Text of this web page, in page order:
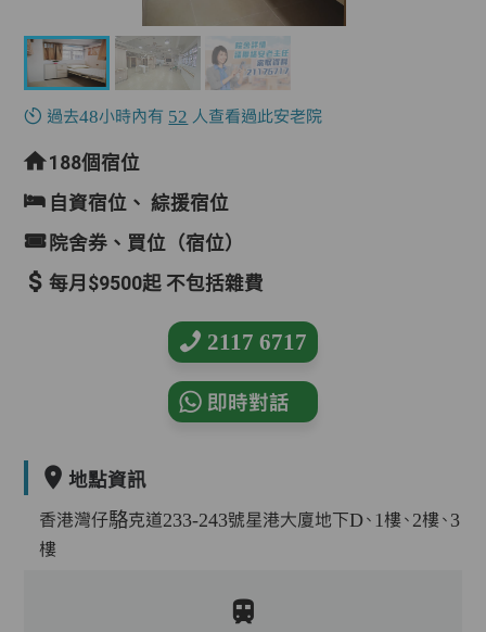
過去48小時內有 52 人查看過此安老院
188個宿位
自資宿位、綜援宿位
院舍券、買位（宿位）
每月$9500起 不包括雜費
2117 6717
即時對話
地點資訊
香港灣仔駱克道233-243號星港大廈地下D、1樓、2樓、3
樓